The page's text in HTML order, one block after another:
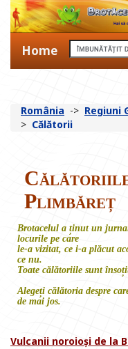
Home
România -> Regiuni
> Călătorii
Plimbăreț
Brotacelul a ținut un
locurile pe care
le-a vizitat, ce i-a plăcut
ce nu.
Toate călătoriile sunt
Alegeți călătoria despre
de mai jos.
Vulcanii noroioși de la